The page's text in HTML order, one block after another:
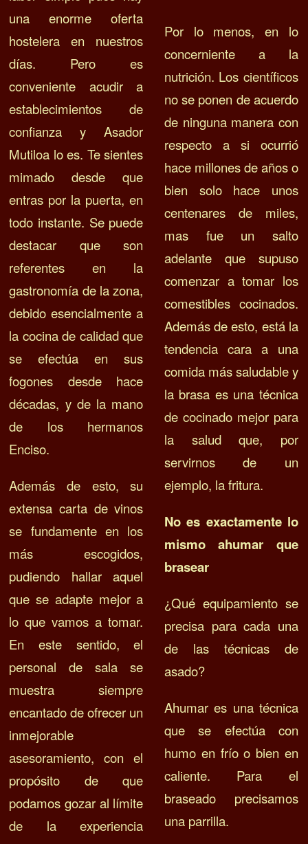
una enorme oferta
hostelera en nuestros
días. Pero es
conveniente acudir a
establecimientos de
confianza y Asador
Mutiloa lo es. Te sientes
mimado desde que
entras por la puerta, en
todo instante. Se puede
destacar que son
referentes en la
gastronomía de la zona,
debido esencialmente a
la cocina de calidad que
se efectúa en sus
fogones desde hace
décadas, y de la mano
de los hermanos
Enciso.
Además de esto, su
extensa carta de vinos
se fundamente en los
más escogidos,
pudiendo hallar aquel
que se adapte mejor a
lo que vamos a tomar.
En este sentido, el
personal de sala se
muestra siempre
encantado de ofrecer un
inmejorable
asesoramiento, con el
propósito de que
podamos gozar al límite
de la experiencia
Por lo menos, en lo
concerniente a la
nutrición. Los científicos
no se ponen de acuerdo
de ninguna manera con
respecto a si ocurrió
hace millones de años o
bien solo hace unos
centenares de miles,
mas fue un salto
adelante que supuso
comenzar a tomar los
comestibles cocinados.
Además de esto, está la
tendencia cara a una
comida más saludable y
la brasa es una técnica
de cocinado mejor para
la salud que, por
servirnos de un
ejemplo, la fritura.
No es exactamente lo
mismo ahumar que
brasear
¿Qué equipamiento se
precisa para cada una
de las técnicas de
asado?
Ahumar es una técnica
que se efectúa con
humo en frío o bien en
caliente. Para el
braseado precisamos
una parrilla.